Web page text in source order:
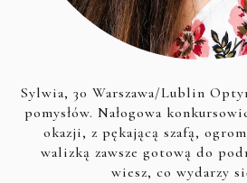
Sylwia, 30 Warszawa/Lublin
pomysłów. Nałogowa
okazji, z pękającą szafą,
walizką zawsze gotową do
wiesz, co wydarzy